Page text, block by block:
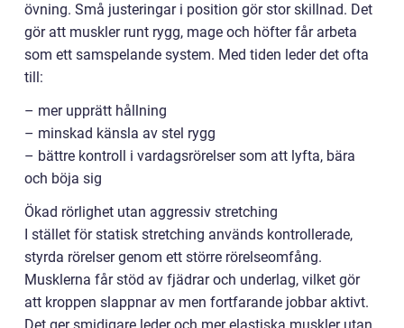
övning. Små justeringar i position gör stor skillnad. Det
gör att muskler runt rygg, mage och höfter får arbeta
som ett samspelande system. Med tiden leder det ofta
till:
– mer upprätt hållning
– minskad känsla av stel rygg
– bättre kontroll i vardagsrörelser som att lyfta, bära
och böja sig
Ökad rörlighet utan aggressiv stretching
I stället för statisk stretching används kontrollerade,
styrda rörelser genom ett större rörelseomfång.
Musklerna får stöd av fjädrar och underlag, vilket gör
att kroppen slappnar av men fortfarande jobbar aktivt.